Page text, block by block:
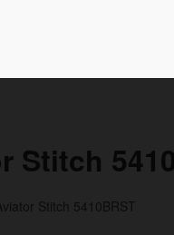
Stitch
Stitch 5410BRST